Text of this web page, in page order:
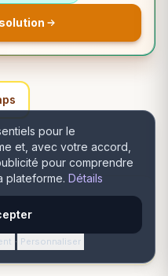
pour le
et, avec votre accord,
pour comprendre
plateforme. Détails
· Personnaliser
Constanța, România,